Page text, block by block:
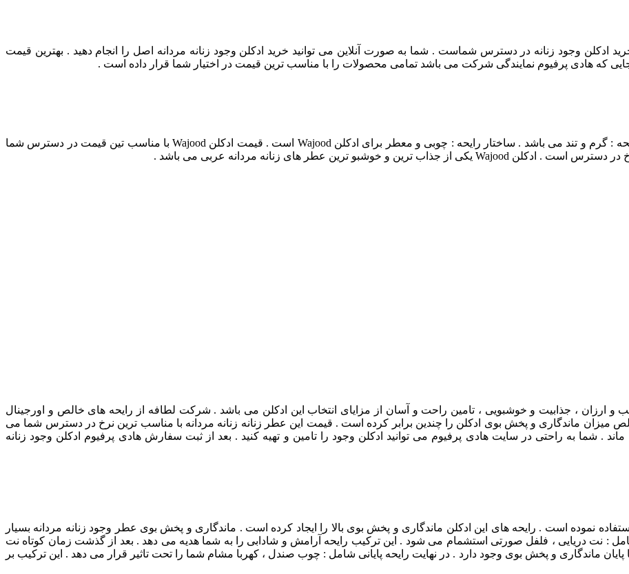
ادکلن وجود زنانه در دسترس شماست . شما به صورت آنلاین می توانید خرید ادکلن وجود زنانه مردانه اصل را انجام دهید . بهترین قیمت
که هادی پرفیوم نمایندگی شرکت می باشد تمامی محصولات را با مناسب ترین قیمت در اختیار شما قرار داده است .
عطر ادکلن Wajood عطری زنانه مردانه است . این عطر دارای رایحه : گرم و تند می باشد . ساختار رایحه : چوبی و معطر برای ادکلن Wajood است . قیمت ادکلن Wajood با مناسب تین قیمت در دسترس شما
و ارزان ، جذابیت و خوشبویی ، تامین راحت و آسان از مزایای انتخاب این ادکلن می باشد . شرکت لطافه از رایحه های خالص و اورجینال
میزان ماندگاری و پخش بوی ادکلن را چندین برابر کرده است . قیمت این عطر زنانه زنانه مردانه با مناسب ترین نرخ در دسترس شما می
. شما به راحتی در سایت هادی پرفیوم می توانید ادکلن وجود را تامین و تهیه کنید . بعد از ثبت سفارش هادی پرفیوم ادکلن وجود زنانه
نموده است . رایحه های این ادکلن ماندگاری و پخش بوی بالا را ایجاد کرده است . ماندگاری و پخش بوی عطر وجود زنانه مردانه بسیار
: نتدریایی ، فلفل صورتی استشمام می شود . این ترکیب رایحه آرامش و شادابی را به شما هدیه می دهد . بعد از گذشت زمان کوتاه نت
ماندگاری و پخش بوی وجود دارد . در نهایت رایحه پایانی شامل : چوب صندل ، کهربا مشام شما را تحت تاثیر قرار می دهد . این ترکیب بر